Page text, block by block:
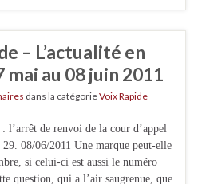
– L’actualité en
mai au 08 juin 2011
dans la catégorieVoix Rapide
de renvoi de la cour d’appel
08/06/2011 Une marque peut-elle
si celui-ci est aussi le numéro
question, qui a l’air saugrenue, que